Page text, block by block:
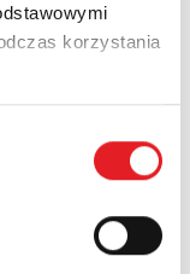
korzystania